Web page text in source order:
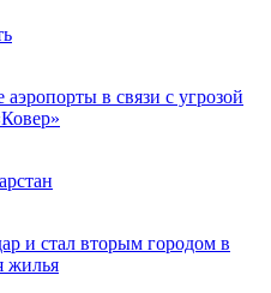
в связи с угрозой
и стал вторым городом в
жилья